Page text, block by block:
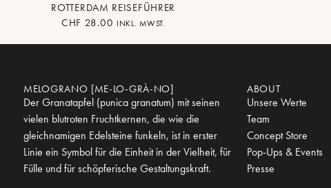
ROTTERDAM REISEFÜHRER
CHF 28.00 INKL. MWST.
MELOGRANO [ME-LO-GRÀ-NO]
Der Granatapfel (punica granatum) mit seinen
vielen blutroten Fruchtkernen, die wie die
gleichnamigen Edelsteine funkeln, ist in erster
Linie ein Symbol für die Einheit in der Vielheit, für
Fülle und für schöpferische Gestaltungskraft.
ABOUT
Unsere Werte
Team
Concept Store
Pop-Ups & Events
Presse